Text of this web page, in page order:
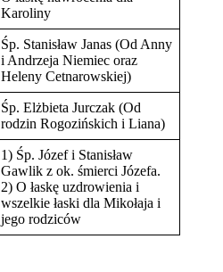
Karoliny
Śp. Stanisław Janas (Od Anny
i Andrzeja Niemiec oraz
Heleny Cetnarowskiej)
Śp. Elżbieta Jurczak (Od
rodzin Rogozińskich i Liana)
1) Śp. Józef i Stanisław
Gawlik z ok. śmierci Józefa.
2) O łaskę uzdrowienia i
wszelkie łaski dla Mikołaja i
jego rodziców